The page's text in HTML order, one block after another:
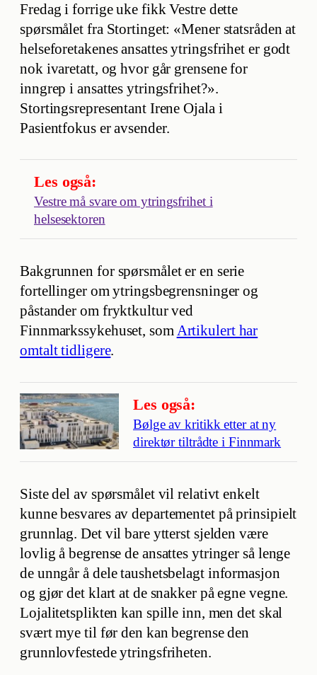
Fredag i forrige uke fikk Vestre dette
spørsmålet fra Stortinget: «Mener statsråden at
helseforetakenes ansattes ytringsfrihet er godt
nok ivaretatt, og hvor går grensene for
inngrep i ansattes ytringsfrihet?».
Stortingsrepresentant Irene Ojala i
Pasientfokus er avsender.
Les også:
Vestre må svare om ytringsfrihet i
helsesektoren
Bakgrunnen for spørsmålet er en serie
fortellinger om ytringsbegrensninger og
påstander om fryktkultur ved
Finnmarkssykehuset, som Artikulert har
omtalt tidligere.
Les også:
Bølge av kritikk etter at ny
direktør tiltrådte i Finnmark
Siste del av spørsmålet vil relativt enkelt
kunne besvares av departementet på prinsipielt
grunnlag. Det vil bare ytterst sjelden være
lovlig å begrense de ansattes ytringer så lenge
de unngår å dele taushetsbelagt informasjon
og gjør det klart at de snakker på egne vegne.
Lojalitetsplikten kan spille inn, men det skal
svært mye til før den kan begrense den
grunnlovfestede ytringsfriheten.